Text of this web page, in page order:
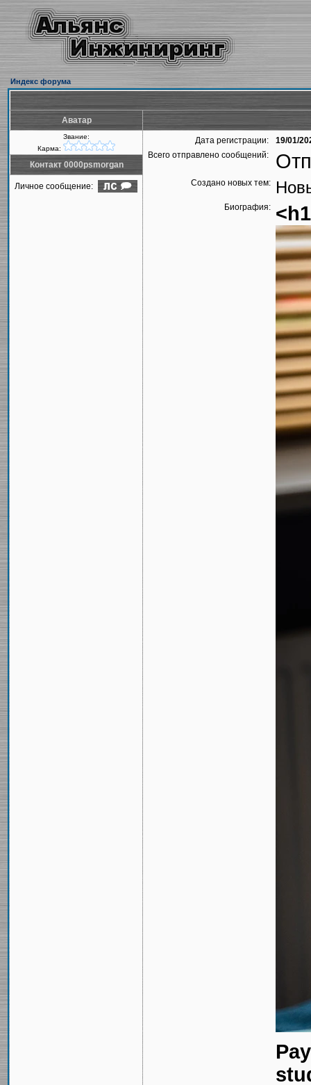
Индекс форума
Аватар
Звание:
Карма:
Дата регистрации:
19/01/
Всего отправлено сообщений:
Создано новых тем:
Биография:
Контакт 0000psmorgan
Личное сообщение: